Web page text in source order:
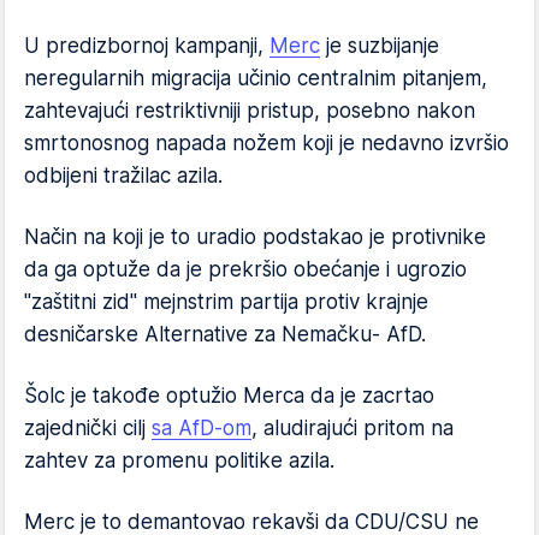
U predizbornoj kampanji, Merc je suzbijanje
neregularnih migracija učinio centralnim pitanjem,
zahtevajući restriktivniji pristup, posebno nakon
smrtonosnog napada nožem koji je nedavno izvršio
odbijeni tražilac azila.
Način na koji je to uradio podstakao je protivnike
da ga optuže da je prekršio obećanje i ugrozio
"zaštitni zid" mejnstrim partija protiv krajnje
desničarske Alternative za Nemačku- AfD.
Šolc je takođe optužio Merca da je zacrtao
zajednički cilj sa AfD-om, aludirajući pritom na
zahtev za promenu politike azila.
Merc je to demantovao rekavši da CDU/CSU ne